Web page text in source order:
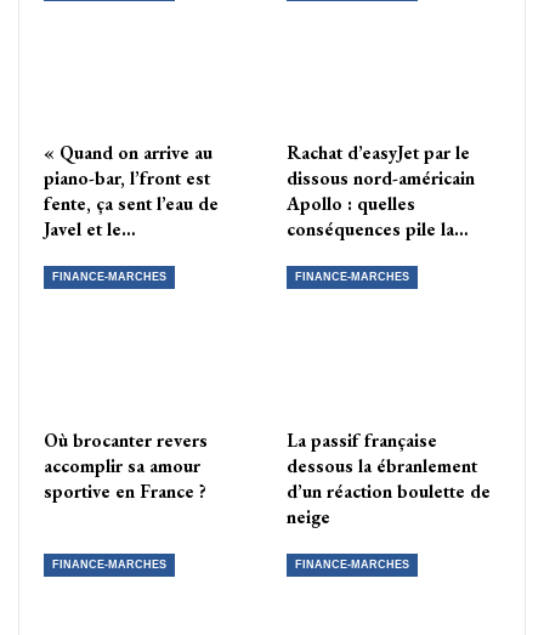
« Quand on arrive au
piano-bar, l’front est
fente, ça sent l’eau de
Javel et le…
Rachat d’easyJet par le
dissous nord-américain
Apollo : quelles
conséquences pile la…
FINANCE-MARCHES
Où brocanter revers
accomplir sa amour
sportive en France ?
FINANCE-MARCHES
La passif française
dessous la ébranlement
d’un réaction boulette de
neige
FINANCE-MARCHES FINANCE-MARCHES